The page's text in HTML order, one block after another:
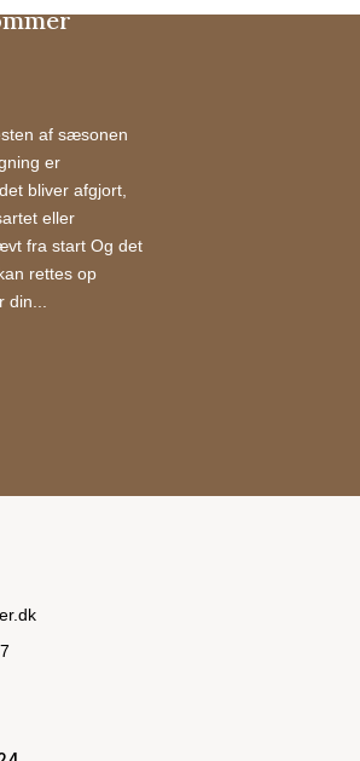
af sæsonen
er
bliver afgjort,
eller
fra start Og det
rettes op